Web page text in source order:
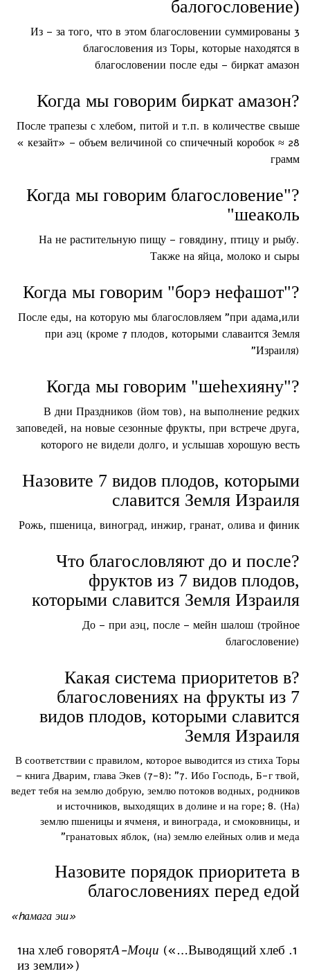
балогословение)
Из – за того, что в этом благословении суммированы 3
благословения из Торы, которые находятся в
благословении после еды – биркат амазон
?Когда мы говорим биркат амазон
После трапезы с хлебом, питой и т.п. в количестве свыше
« кезайт» – объем величиной со спичечный коробок ≈ 28
грамм
?"Когда мы говорим благословение
"шеаколь
На не растительную пищу – говядину, птицу и рыбу.
Также на яйца, молоко и сыры
?"Когда мы говорим "борэ нефашот
После еды, на которую мы благословляем "при адама,или
при аэц (кроме 7 плодов, которыми славаится Земля
Израиля)"
?"Когда мы говорим "шеhехияну
В дни Праздников (йом тов), на выполнение редких
заповедей, на новые сезонные фрукты, при встрече друга,
которого не видели долго, и услышав хорошую весть
Назовите 7 видов плодов, которыми
славится Земля Израиля
Рожь, пшеница, виноград, инжир, гранат, олива и финик
?Что благословляют до и после
фруктов из 7 видов плодов,
которыми славится Земля Израиля
До – при аэц, после – мейн шалош (тройное
благословение)
?Какая система приоритетов в
благословениях на фрукты из 7
видов плодов, которыми славится
Земля Израиля
В соответствии с правилом, которое выводится из стиха Торы
– книга Дварим, глава Экев (7-8): "7. Ибо Господь, Б-г твой,
ведет тебя на землю добрую, землю потоков водных, родников
и источников, выходящих в долине и на горе; 8. (На)
землю пшеницы и ячменя, и винограда, и смоковницы, и
гранатовых яблок, (на) землю елейных олив и меда"
Назовите порядок приоритета в
благословениях перед едой
«h
амага эш»
1на хлеб говорятА-Моци («…Выводящий хлеб
из земли»)